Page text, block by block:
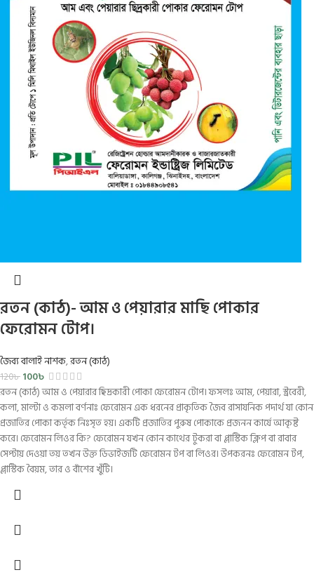
রতন (কাঠ)- আম ও পেয়ারার মাছি পোকার
ফেরোমন টোপ।
জৈব্য বালাই নাশক,রতন (কাঠ)
120৳ 100৳
রতন (কাঠ) আম ও পেয়ারার ছিদ্রকারী পোকা ফেরোমন টোপ। ফসলঃ আম, পেয়ারা, স্ট্রবেরী,
কলা, মাল্টা ও কমলা বর্ণনাঃ ফেরোমন এক ধরনের প্রাকৃতিক জৈব রাসাযনিক পদার্থ যা কোন
প্রজাতির পোকা কর্তৃক নিঃসৃত হয়। একটি প্রজাতির পুরুষ পোকাকে প্রজনন কার্যে আকৃষ্ট
করে। ফেরোমন লিওর কি? ফেরোমন যখন কোন কাথের টুকরা বা প্লাস্টিক ক্লিপ বা রাবার
সেপ্টায় দেওয়া তয় তখন উক্ত ডিভাইজটি ফেরোমন টপ বা লিওর। উপকরনঃ ফেরোমন টপ,
প্লাস্টিক বৈয়ম, তার ও বাঁশের খুঁটি।